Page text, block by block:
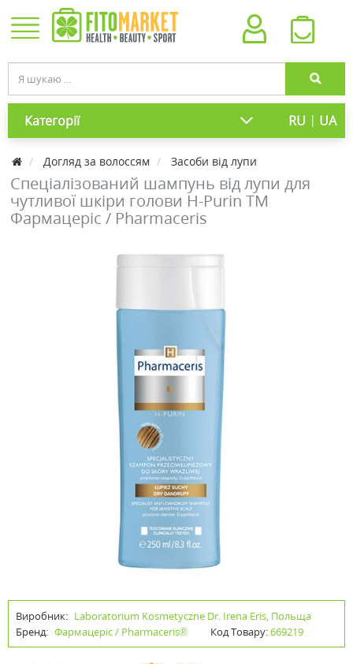
Категорії RU | UA
Догляд за волоссям Засоби від лупи
Спеціалізований шампунь від лупи для
чутливої шкіри голови H-Purin ТМ
Фармацеріс / Pharmaceris
Виробник: Laboratorium Kosmetyczne Dr. Irena Eris, Польща
Бренд: Фармацеріс / Pharmaceris® Код Товару:669219